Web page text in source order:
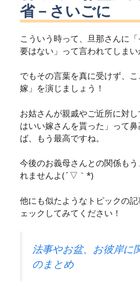
省－さいごに
こういう時って、旦那さんに
要はない」って言われてしまい
でもその言葉を真に受けず、
嫁」を演じましょう！
お姑さんが親戚やご近所に対
はいい嫁さんを貰った」って
ば、もう最高ですね。
今後のお義母さんとの関係も
れませんよ(´▽｀*)
他にも似たようなトピックの
ェックしてみてください！
法事やお盆、お彼岸に
のまとめ